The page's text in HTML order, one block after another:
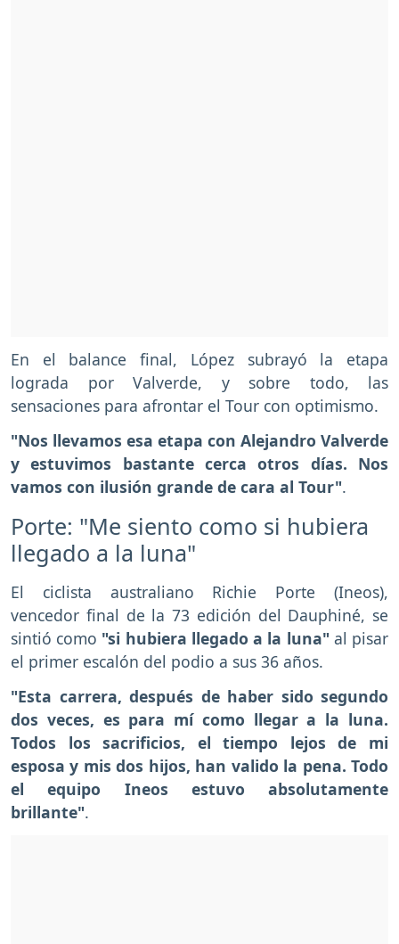
En el balance final, López subrayó la etapa
lograda por Valverde, y sobre todo, las
sensaciones para afrontar el Tour con optimismo.
"Nos llevamos esa etapa con Alejandro Valverde
y estuvimos bastante cerca otros días. Nos
vamos con ilusión grande de cara al Tour".
Porte: "Me siento como si hubiera
llegado a la luna"
El ciclista australiano Richie Porte (Ineos),
vencedor final de la 73 edición del Dauphiné, se
sintió como "si hubiera llegado a la luna" al pisar
el primer escalón del podio a sus 36 años.
"Esta carrera, después de haber sido segundo
dos veces, es para mí como llegar a la luna.
Todos los sacrificios, el tiempo lejos de mi
esposa y mis dos hijos, han valido la pena. Todo
el equipo Ineos estuvo absolutamente
brillante".